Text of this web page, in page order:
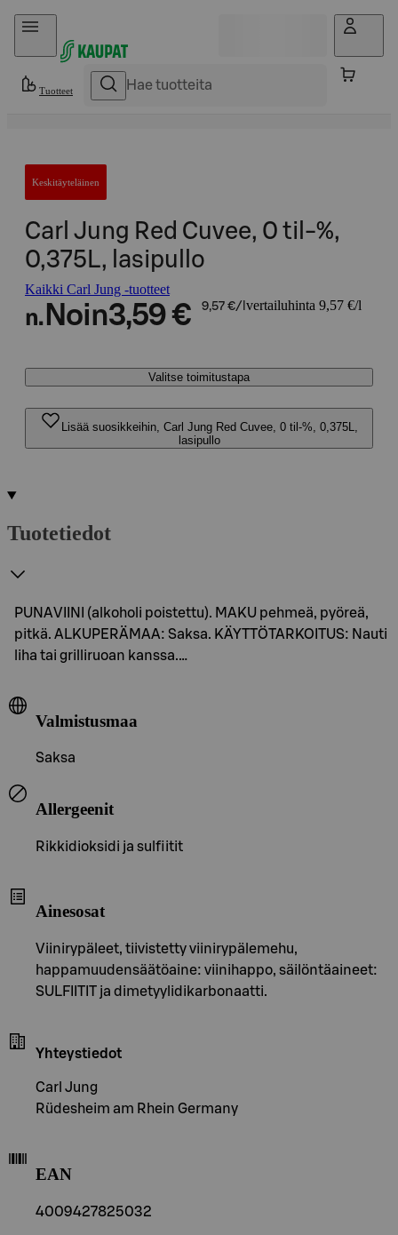
Hyppää sisältöön
Tuotteet
Keskitäyteläinen
Carl Jung Red Cuvee, 0 til-%,
0,375L, lasipullo
Kaikki Carl Jung -tuotteet
n. Noin3,59 € 9,57 €/l vertailuhinta 9,57 €/l
Valitse toimitustapa
Lisää suosikkeihin, Carl Jung Red Cuvee, 0 til-%, 0,375L,
lasipullo
Tuotetiedot
PUNAVIINI (alkoholi poistettu). MAKU pehmeä, pyöreä,
pitkä. ALKUPERÄMAA: Saksa. KÄYTTÖTARKOITUS: Nauti
liha tai grilliruoan kanssa.…
Valmistusmaa
Saksa
Allergeenit
Rikkidioksidi ja sulfiitit
Ainesosat
Viinirypäleet, tiivistetty viinirypälemehu,
happamuudensäätöaine: viinihappo, säilöntäaineet:
SULFIITIT ja dimetyylidikarbonaatti.
Yhteystiedot
Carl Jung
Rüdesheim am Rhein Germany
EAN
4009427825032